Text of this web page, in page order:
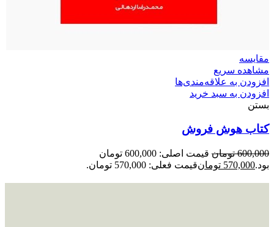
مقایسه
مشاهده سریع
افزودن به علاقه‌مندی‌ها
افزودن به سبد خرید
بستن
کتاب هوش فروش
600,000 تومان
قیمت اصلی: 600,000 تومان
بود.570,000 تومانقیمت فعلی: 570,000 تومان.